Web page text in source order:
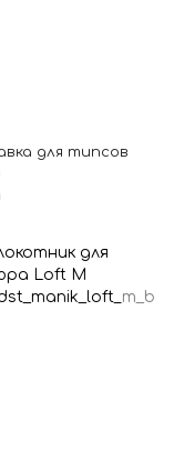
для типсов